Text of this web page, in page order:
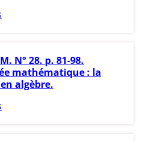
N° 28. p. 81-98.
mathématique : la
algèbre.